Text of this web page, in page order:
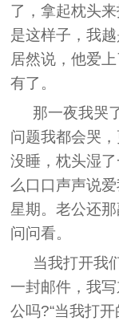
了，拿起枕头
是这样子，我
居然说，他爱
有了。
那一夜我哭
问题我都会哭
没睡，枕头湿
么口口声声说
星期。老公还
问问看。
当我打开我
一封邮件，我
公吗?“当我打